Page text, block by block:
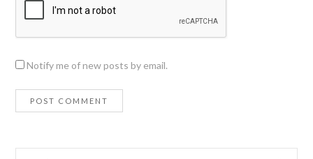
Notify me of new posts by email.